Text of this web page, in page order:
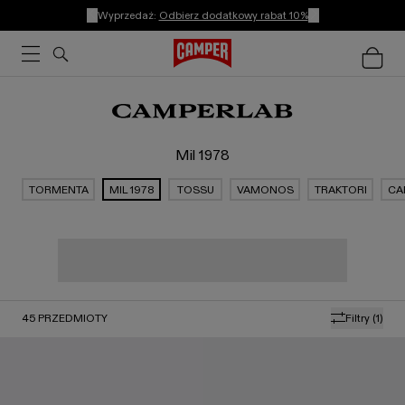
Wyprzedaż: Odbierz dodatkowy rabat 10%
Mil 1978
TORMENTA MIL 1978 TOSSU VAMONOS TRAKTORI
Filtry (1)
45 PRZEDMIOTY